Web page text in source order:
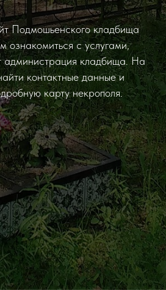
Подмошьенского кладбища
ознакомиться с услугами,
администрация кладбища. На
контактные данные и
карту некрополя.